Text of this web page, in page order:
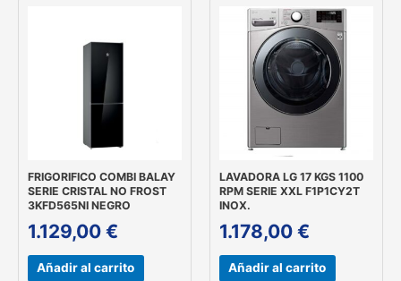
FRIGORIFICO COMBI BALAY
SERIE CRISTAL NO FROST
3KFD565NI NEGRO
1.129,00 €
Añadir al carrito
LAVADORA LG 17 KGS 1100
RPM SERIE XXL F1P1CY2T
INOX.
1.178,00 €
Añadir al carrito